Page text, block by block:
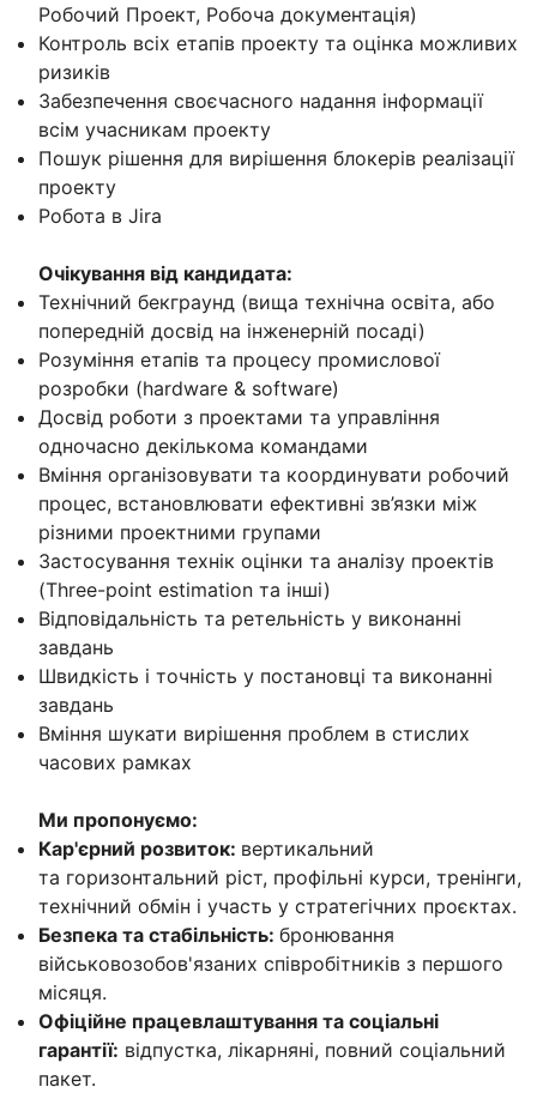
Робочий Проект, Робоча документація)
Контроль всіх етапів проекту та оцінка можливих
ризиків
Забезпечення своєчасного надання інформації
всім учасникам проекту
Пошук рішення для вирішення блокерів реалізації
проекту
Робота в Jira
Очікування від кандидата:
Технічний бекграунд (вища технічна освіта, або
попередній досвід на інженерній посаді)
Розуміння етапів та процесу промислової
розробки (hardware & software)
Досвід роботи з проектами та управління
одночасно декількома командами
Вміння організовувати та координувати робочий
процес, встановлювати ефективні зв’язки між
різними проектними групами
Застосування технік оцінки та аналізу проектів
(Three-point estimation та інші)
Відповідальність та ретельність у виконанні
завдань
Швидкість і точність у постановці та виконанні
завдань
Вміння шукати вирішення проблем в стислих
часових рамках
Ми пропонуємо:
Кар'єрний розвиток: вертикальний
та горизонтальний ріст, профільні курси, тренінги,
технічний обмін і участь у стратегічних проєктах.
Безпека та стабільність: бронювання
військовозобов'язаних співробітників з першого
місяця.
Офіційне працевлаштування та соціальні
гарантії: відпустка, лікарняні, повний соціальний
пакет.